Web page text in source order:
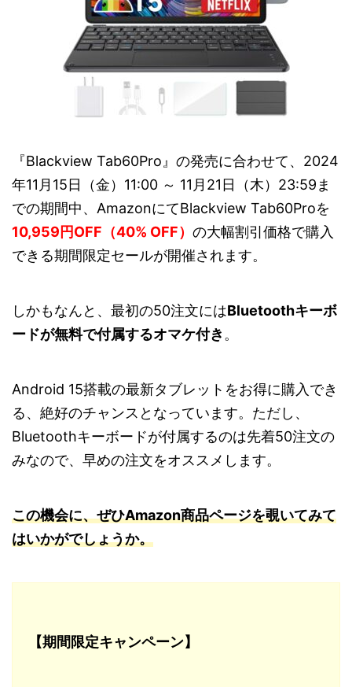
『Blackview Tab60Pro』の発売に合わせて、2024
年11月15日（金）11:00 ～ 11月21日（木）23:59ま
での期間中、AmazonにてBlackview Tab60Proを
10,959円OFF（40% OFF） の大幅割引価格で購入
できる期間限定セールが開催されます。
しかもなんと、最初の50注文にはBluetoothキーボ
ードが無料で付属するオマケ付き 。
Android 15搭載の最新タブレットをお得に購入でき
る、絶好のチャンスとなっています。ただし、
Bluetoothキーボードが付属するのは先着50注文の
みなので、早めの注文をオススメします。
この機会に、ぜひAmazon商品ページを覗いてみて
はいかがでしょうか。
【期間限定キャンペーン】